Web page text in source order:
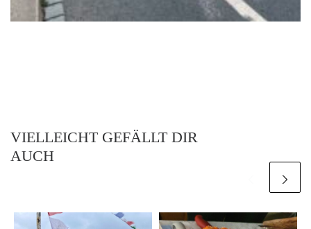
VIELLEICHT GEFÄLLT DIR
AUCH